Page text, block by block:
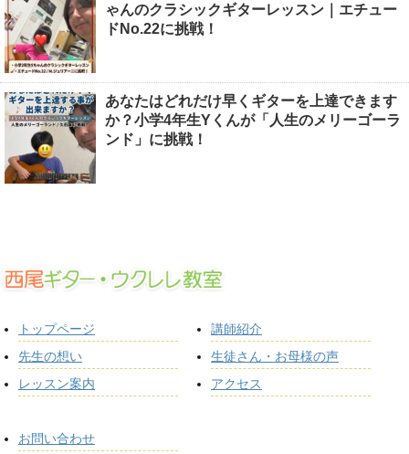
ゃんのクラシックギターレッスン｜エチュー
ドNo.22に挑戦！
あなたはどれだけ早くギターを上達できます
か？小学4年生Yくんが「人生のメリーゴーラ
ンド」に挑戦！
トップページ
先生の想い
レッスン案内
講師紹介
生徒さん・お母様の声
アクセス
お問い合わせ